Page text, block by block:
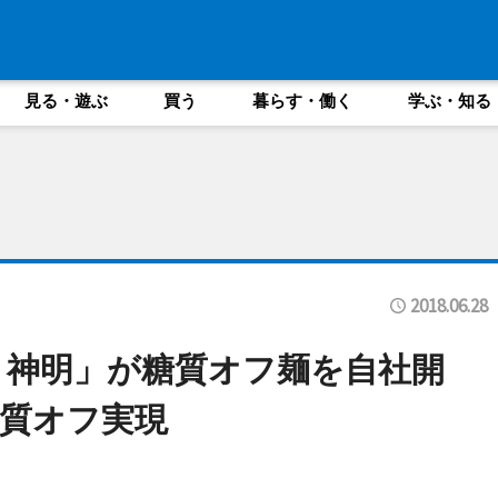
見る・遊ぶ 買う 暮らす・働く 学ぶ・知る
2018.06.28
明」が糖質オフ麺を自社開
オフ実現